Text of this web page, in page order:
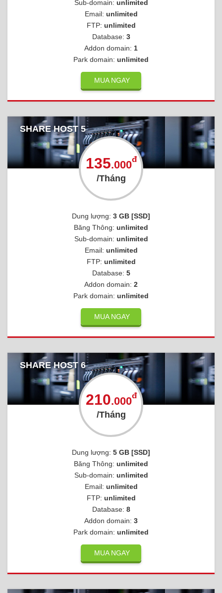
Sub-domain: unlimited
Email: unlimited
FTP: unlimited
Database: 3
Addon domain: 1
Park domain: unlimited
MUA NGAY
SHARE HOST 5
135.000đ
/Tháng
Dung lượng: 3 GB [SSD]
Băng Thông: unlimited
Sub-domain: unlimited
Email: unlimited
FTP: unlimited
Database: 5
Addon domain: 2
Park domain: unlimited
MUA NGAY
SHARE HOST 6
210.000đ
/Tháng
Dung lượng: 5 GB [SSD]
Băng Thông: unlimited
Sub-domain: unlimited
Email: unlimited
FTP: unlimited
Database: 8
Addon domain: 3
Park domain: unlimited
MUA NGAY